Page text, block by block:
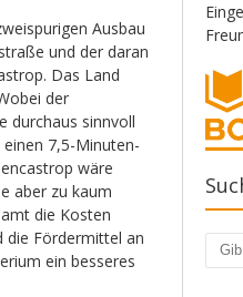
Ausbau
und der daran
Das Land
der
durchaus sinnvoll
7,5-Minuten-
wäre
aber zu kaum
die Kosten
die Fördermittel an
ein besseres